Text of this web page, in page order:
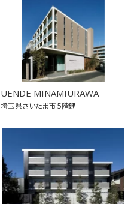
UENDE MINAMIURAWA
埼玉県さいたま市5階建